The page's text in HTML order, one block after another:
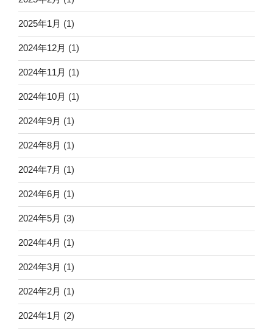
2025年1月 (1)
2024年12月 (1)
2024年11月 (1)
2024年10月 (1)
2024年9月 (1)
2024年8月 (1)
2024年7月 (1)
2024年6月 (1)
2024年5月 (3)
2024年4月 (1)
2024年3月 (1)
2024年2月 (1)
2024年1月 (2)